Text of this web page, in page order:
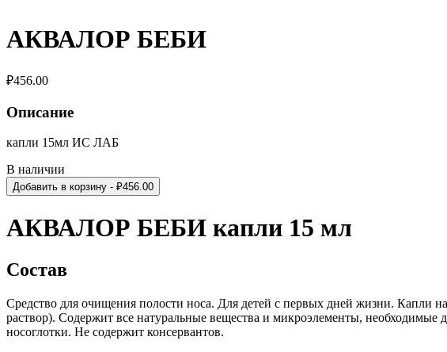
АКВАЛОР БЕБИ
₽456.00
Описание
капли 15мл ИС ЛАБ
В наличии
Добавить в корзину - ₽456.00
АКВАЛОР БЕБИ капли 15 мл
Состав
Средство для очищения полости носа. Для детей с первых дней жизни. Капли
раствор). Содержит все натуральные вещества и микроэлементы, необходимые
носоглотки. Не содержит консервантов.